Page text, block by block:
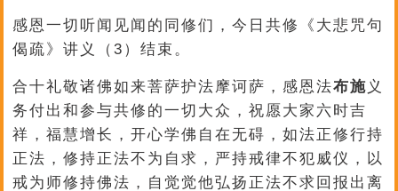
感恩一切听闻见闻的同修们，今日共修《大悲咒句
偈疏》讲义（3）结束。
合十礼敬诸佛如来菩萨护法摩诃萨，感恩法布施 义
务付出和参与共修的一切大众，祝愿大家六时吉
祥，福慧增长，开心学佛自在无碍，如法正修行持
正法，修持正法不为自求，严持戒律不犯威仪，以
戒为师修持佛法，自觉觉他弘扬正法不求回报出离